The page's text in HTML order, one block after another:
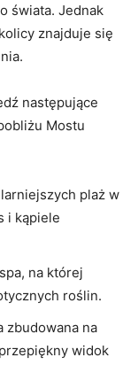
świata. Jednak
znajduje się
następujące‍
Mostu
plaż w
i kąpiele
na‍ której
roślin.
zbudowana ⁣na
widok